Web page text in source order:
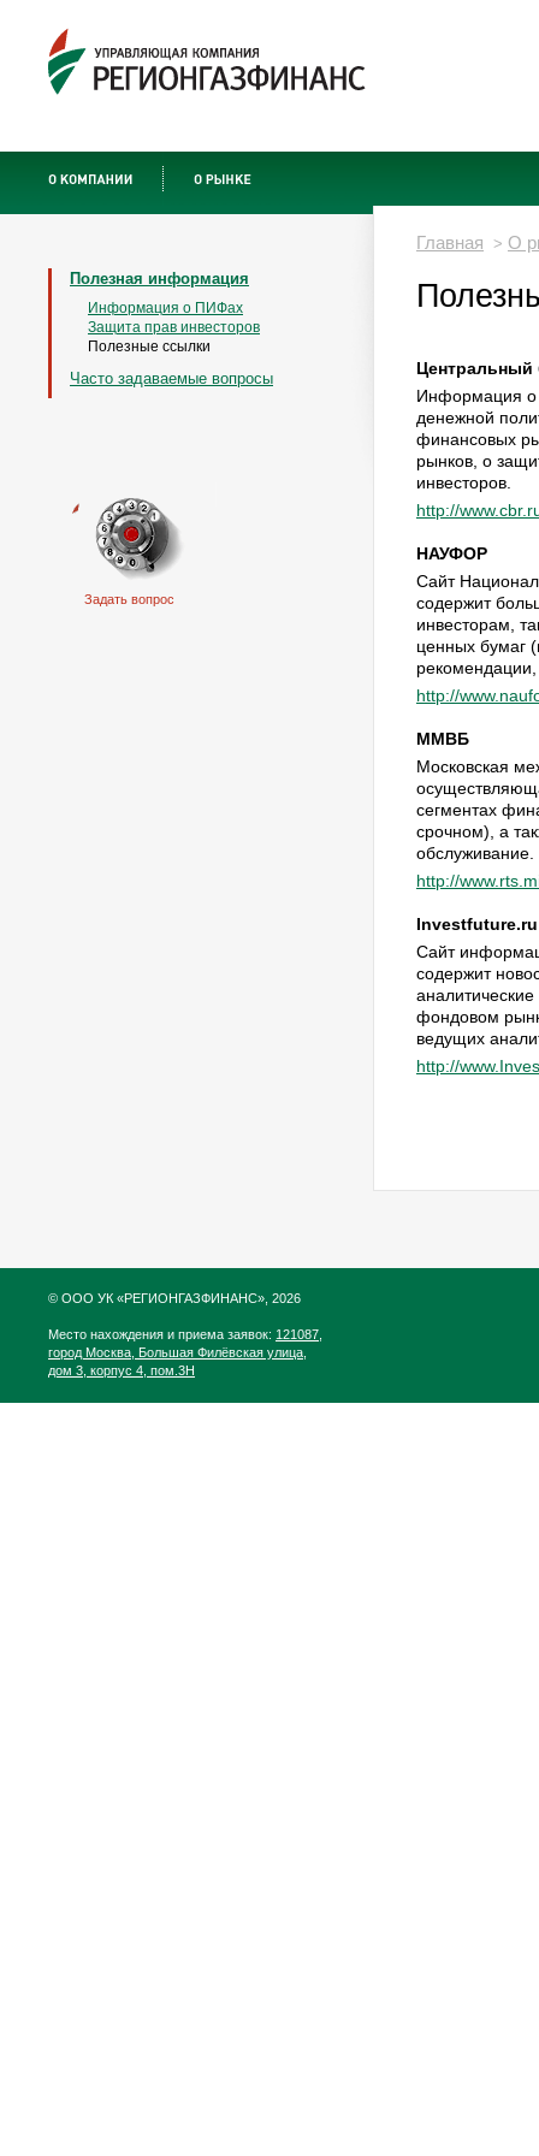
Полезная информация
Информация о ПИФах
Защита прав инвесторов
Полезные ссылки
Часто задаваемые вопросы
Задать вопрос
Главная > О
Центральный
Информация о
денежной
финансовых
рынков, о
инвесторов.
http://
НАУФОР
Сайт
содержит
инвесторам,
ценных бумаг
http://
ММВБ
Московская
сегментах
срочном), а
обслуживание.
http://
Investfuture.ru
Сайт
содержит
фондовом
ведущих
http://
© ООО УК «РЕГИОНГАЗФИНАНС», 2026
Место нахождения и приема заявок: 121087,
город Москва, Большая Филёвская улица,
дом 3, корпус 4, пом.3Н